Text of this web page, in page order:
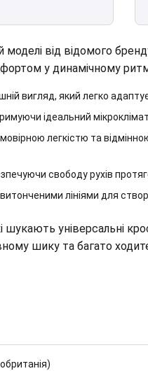
від відомого
у динамічному
вигляд, який легко
ідеальний
легкістю та
свободу рухів
лініями для
універсальні
шику та багато